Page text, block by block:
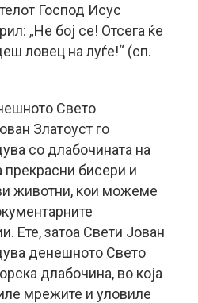
Господ Исус
„Не бој се! Отсега ќе
ловец на луѓе!“ (сп.
Свето
Златоуст го
со длабочината на
прекрасни бисери и
животни, кои можеме
Ете, затоа Свети Јован
денешното Свето
длабочина, во која
мрежите и уловиле